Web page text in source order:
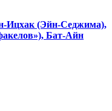
Ицхак (Эйн-Седжима),
Бат-Айн